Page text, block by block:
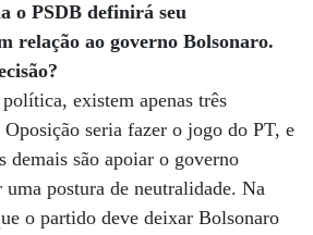
o PSDB definirá seu
relação ao governo Bolsonaro.
existem apenas três
seria fazer o jogo do PT, e
demais são apoiar o governo
postura de neutralidade. Na
o partido deve deixar Bolsonaro